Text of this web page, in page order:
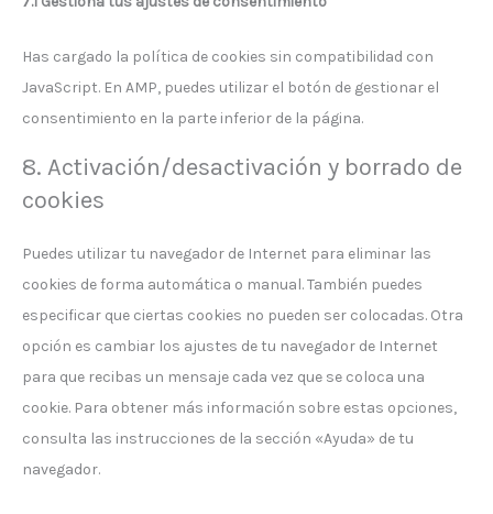
Has cargado la política de cookies sin compatibilidad con
JavaScript. En AMP, puedes utilizar el botón de gestionar el
consentimiento en la parte inferior de la página.
8. Activación/desactivación y borrado de
cookies
Puedes utilizar tu navegador de Internet para eliminar las
cookies de forma automática o manual. También puedes
especificar que ciertas cookies no pueden ser colocadas. Otra
opción es cambiar los ajustes de tu navegador de Internet
para que recibas un mensaje cada vez que se coloca una
cookie. Para obtener más información sobre estas opciones,
consulta las instrucciones de la sección «Ayuda» de tu
navegador.